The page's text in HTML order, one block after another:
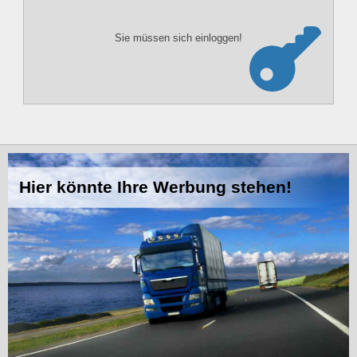
Sie müssen sich einloggen!